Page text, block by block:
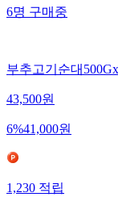
6명구매중
부추고기순대
43,500원
6%41,000원
1,230적립